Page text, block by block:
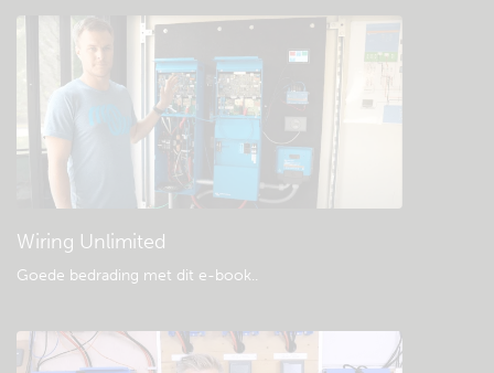
Bekijk de Community kennisbank
Algemene downloads & documentatie
Wiring Unlimited
Goede bedrading met dit e-book..